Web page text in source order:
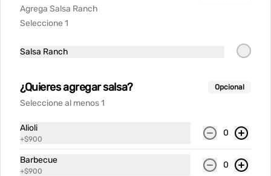
$2.800
Dr
SALSAS Ver más
Agrega Salsa Ranch
Seleccione 1
Salsa Ranch
¿Quieres agregar salsa? Opcional
Seleccione al menos 1
Alioli
+$900
0
Barbecue
+$900
0